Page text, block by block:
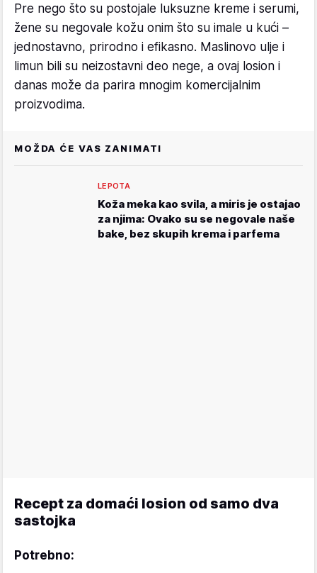
Pre nego što su postojale luksuzne kreme i serumi,
žene su negovale kožu onim što su imale u kući –
jednostavno, prirodno i efikasno. Maslinovo ulje i
limun bili su neizostavni deo nege, a ovaj losion i
danas može da parira mnogim komercijalnim
proizvodima.
MOŽDA ĆE VAS ZANIMATI
LEPOTA
Koža meka kao svila, a miris je ostajao
za njima: Ovako su se negovale naše
bake, bez skupih krema i parfema
Recept za domaći losion od samo dva
sastojka
Potrebno: